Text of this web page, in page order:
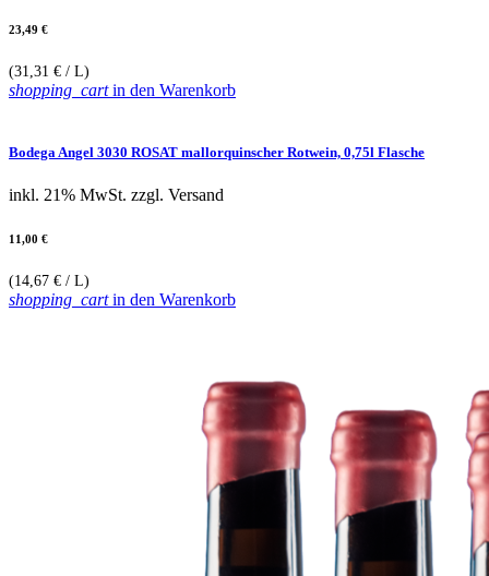
23,49 €
(31,31 € / L)
shopping_cartin den Warenkorb
Bodega Angel 3030 ROSAT mallorquinscher Rotwein, 0,75l Flasche
inkl. 21% MwSt. zzgl. Versand
11,00 €
(14,67 € / L)
shopping_cartin den Warenkorb